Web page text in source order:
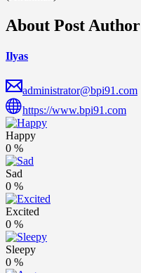
About Post Author
Ilyas
administrator@bpi91.com
https://www.bpi91.com
Happy
0 %
Sad
0 %
Excited
0 %
Sleepy
0 %